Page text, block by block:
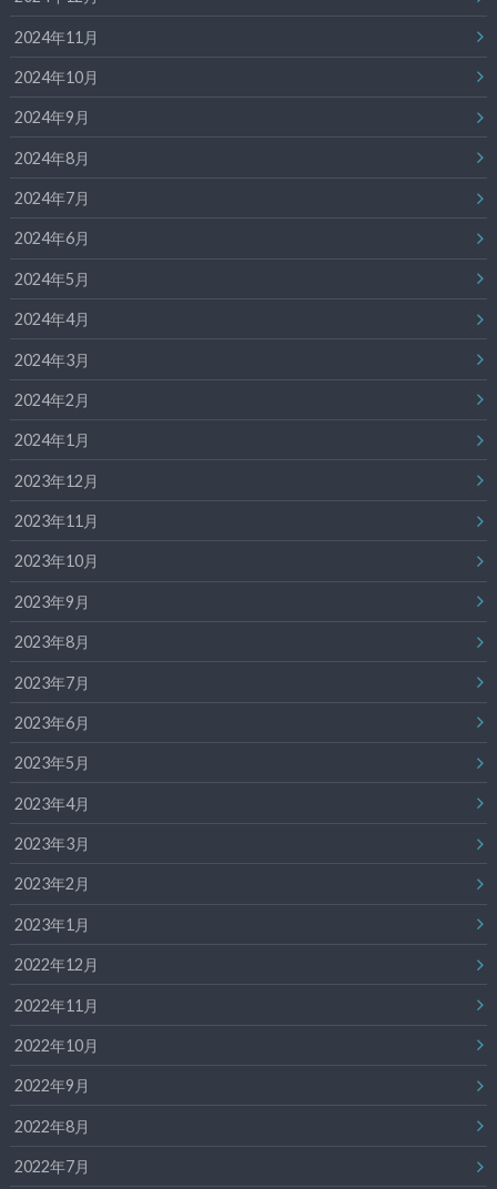
2024年11月
2024年10月
2024年9月
2024年8月
2024年7月
2024年6月
2024年5月
2024年4月
2024年3月
2024年2月
2024年1月
2023年12月
2023年11月
2023年10月
2023年9月
2023年8月
2023年7月
2023年6月
2023年5月
2023年4月
2023年3月
2023年2月
2023年1月
2022年12月
2022年11月
2022年10月
2022年9月
2022年8月
2022年7月